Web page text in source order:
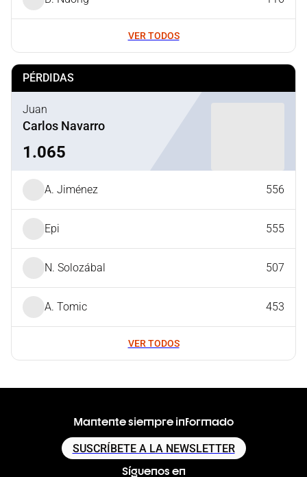
VER TODOS
PÉRDIDAS
Juan
Carlos Navarro
1.065
A. Jiménez 556
Epi 555
N. Solozábal 507
A. Tomic 453
VER TODOS
Mantente siempre informado
SUSCRÍBETE A LA NEWSLETTER
Síguenos en